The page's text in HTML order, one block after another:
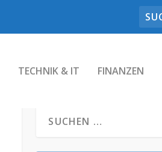
TECHNIK & IT FINANZEN